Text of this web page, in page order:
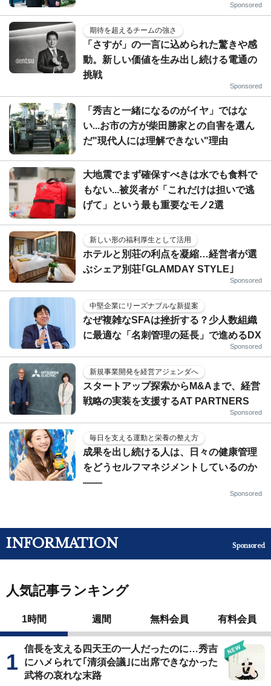
Sponsored
期待を超えるチームの強さ
「さすが」の一言に込められた驚きや感
動。新しい価値を生み出し続ける電通の
挑戦
Sponsored
「秀吉と一緒になるのがイヤ」ではな
い...お市の方が柴田勝家との自害を選ん
だ"現代人には理解できない"理由
大地震でまず確保すべきは水でも食料で
もない...被災者が「これだけは担いで逃
げて」という最も重要なモノ2選
新しい形の福利厚生として活用
ホテルと別荘の利点を凝縮…経営者が選
ぶシェア別荘｢GLAMDAY STYLE｣
Sponsored
中堅企業にリーズナブルな新提案
なぜ複雑なSFAは挫折する？少人数組織
に最適な「名刺管理の延長」で進めるDX
Sponsored
新規事業開発を経営アジェンダへ
スタートアップ探索からM&Aまで、経営
戦略の実装を支援するAT PARTNERS
Sponsored
毎日を支える運動と栄養の整え方
成果を出し続ける人は、日々の健康管理
をどうセルフマネジメントしているのか
——
Sponsored
INFORMATION Sponsored
人気記事ランキング
1時間 週間 無料会員 有料会員
信長を支える四天王の一人だったのに…秀吉
にハメられて｢清須会議｣に出席できなかった
武将の哀れな末路